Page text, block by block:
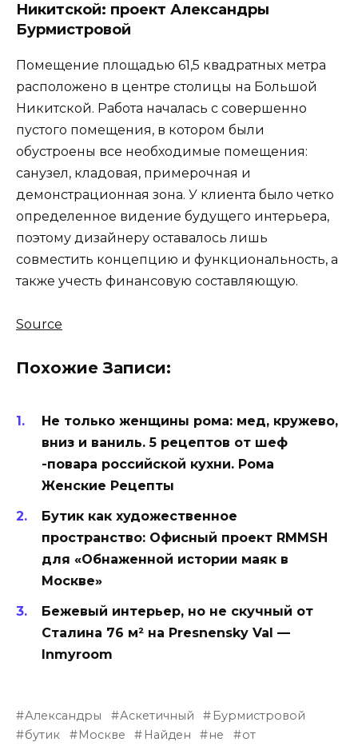
Никитской: проект Александры
Бурмистровой
Помещение площадью 61,5 квадратных метра
расположено в центре столицы на Большой
Никитской. Работа началась с совершенно
пустого помещения, в котором были
обустроены все необходимые помещения:
санузел, кладовая, примерочная и
демонстрационная зона. У клиента было четко
определенное видение будущего интерьера,
поэтому дизайнеру оставалось лишь
совместить концепцию и функциональность, а
также учесть финансовую составляющую.
Source
Похожие Записи:
Не только женщины рома: мед, кружево,
вниз и ваниль. 5 рецептов от шеф
-повара российской кухни. Рома
Женские Рецепты
Бутик как художественное
пространство: Офисный проект RMMSH
для «Обнаженной истории маяк в
Москве»
Бежевый интерьер, но не скучный от
Сталина 76 м² на Presnensky Val —
Inmyroom
Александры Аскетичный
Бурмистровой
бутик
Москве Найден не от